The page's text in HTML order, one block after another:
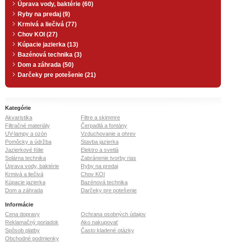
Úprava vody, baktérie (60)
Ryby na predaj (9)
Krmivá a liečivá (77)
Chov KOI (27)
Kúpacie jazierka (13)
Bazénová technika (3)
Dom a záhrada (50)
Darčeky pre potešenie (21)
Kategórie
Akvaristika
Filtre a skimmre
Filtračné materiály
Čerpadlá a fontány
UV-lampy a ozón
Vzduchovanie a ohrev
Pomôcky a údržba
Stavba jazierka
Jazierkové fólie
Elektro a svetlá
Solárna technika
Zabránenie tvorby rias
Úprava vody, baktérie
Ryby na predaj
Krmivá a liečivá
Chov KOI
Kúpacie jazierka
Bazénová technika
Dom a záhrada
Darčeky pre potešenie
Informácie
Cena dopravy
Ochrana osobných údajov
Reklamačný poriadok
Ako nakupovať
Spôsob platby
Často kladené otázky
Obchodné podmienky